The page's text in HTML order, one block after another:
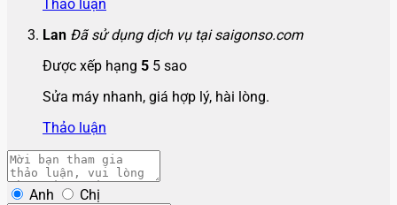
Thảo luận
Lan Đã sử dụng dịch vụ tại saigonso.com
Được xếp hạng 5 5 sao
Sửa máy nhanh, giá hợp lý, hài lòng.
Thảo luận
Anh Chị